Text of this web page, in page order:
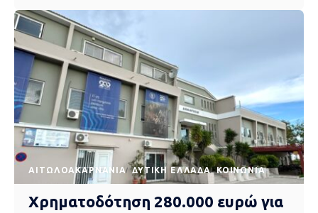
AΙΤΩΛΟΑΚΑΡΝΑΝΊΑ ΔΥΤΙΚΉ ΕΛΛΆΔΑ ΚΟΙΝΩΝΊΑ
Χρηματοδότηση 280.000 ευρώ για